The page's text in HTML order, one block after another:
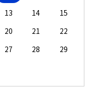
13 14
15
20 21
22
27 28
29